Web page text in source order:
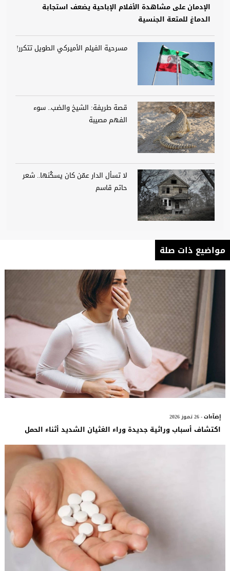
الإدمان على مشاهدة الأفلام الإباحية يضعف استجابة
الدماغ للمتعة الجنسية
مسرحية الفيلم الأميركي الطويل تتكرر!
قصة طريفة: الشيخ والضب.. سوء
الفهم مصيبة
لا تسأل الدار عمّن كان يسكُنها.. شعر
حاتم قاسم
مواضيع ذات صلة
إضآءات- 26 تموز 2026
اكتشاف أسباب وراثية جديدة وراء الغثيان الشديد أثناء الحمل